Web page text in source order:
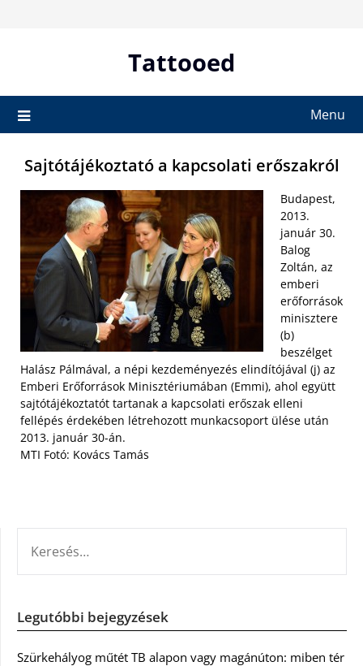
Tattooed
Menu
Sajtótájékoztató a kapcsolati erőszakról
Budapest,
2013.
január 30.
Balog
Zoltán, az
emberi
erőforrások
minisztere
(b)
beszélget
Halász Pálmával, a népi kezdeményezés elindítójával (j) az
Emberi Erőforrások Minisztériumában (Emmi), ahol együtt
sajtótájékoztatót tartanak a kapcsolati erőszak elleni
fellépés érdekében létrehozott munkacsoport ülése után
2013. január 30-án.
MTI Fotó: Kovács Tamás
Legutóbbi bejegyzések
Szürkehályog műtét TB alapon vagy magánúton: miben tér